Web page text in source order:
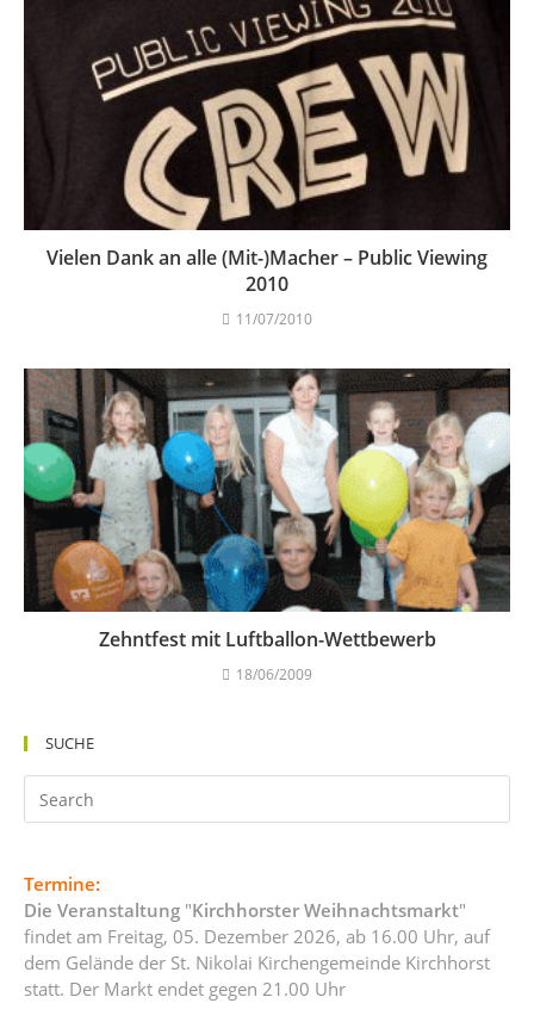
Vielen Dank an alle (Mit-)Macher – Public Viewing
2010
11/07/2010
Zehntfest mit Luftballon-Wettbewerb
18/06/2009
SUCHE
Termine:
Die Veranstaltung "Kirchhorster Weihnachtsmarkt"
findet am Freitag, 05. Dezember 2026, ab 16.00 Uhr, auf
dem Gelände der St. Nikolai Kirchengemeinde Kirchhorst
statt. Der Markt endet gegen 21.00 Uhr